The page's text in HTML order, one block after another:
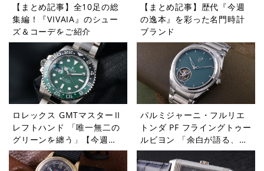
【まとめ記事】全10足の総
集編！『VIVAIA』のシュー
ズ＆コーデをご紹介
【まとめ記事】歴代『今週
の逸本』を彩った名門時計
ブランド
ロレックス GMTマスターⅡ
レフトハンド 「唯一無二の
グリーンを纏う」【今週の
逸本 Vol.365】
パルミジャーニ・フルリエ
トンダ PF フライングトゥー
ルビヨン 「余白が語る、本
当の贅沢」【今週の逸本
Vol.364】